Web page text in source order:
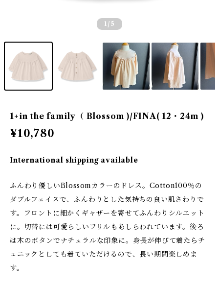
1 /5
1+in the family（ Blossom )/FINA( 12・24m )
¥10,780
International shipping available
ふんわり優しいBlossomカラーのドレス。Cotton100％の
ダブルフェイスで、ふんわりとした気持ちの良い肌さわりで
す。フロントに細かくギャザーを寄せてふんわりシルエット
に。切替には可愛らしいフリルもあしらわれています。後ろ
は木のボタンでナチュラルな印象に。身長が伸びて着たらチ
ュニックとしても着ていただけるので、長い期間楽しめま
す。